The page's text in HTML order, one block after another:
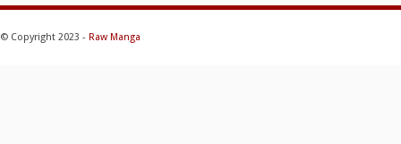
© Copyright 2023 - Raw Manga